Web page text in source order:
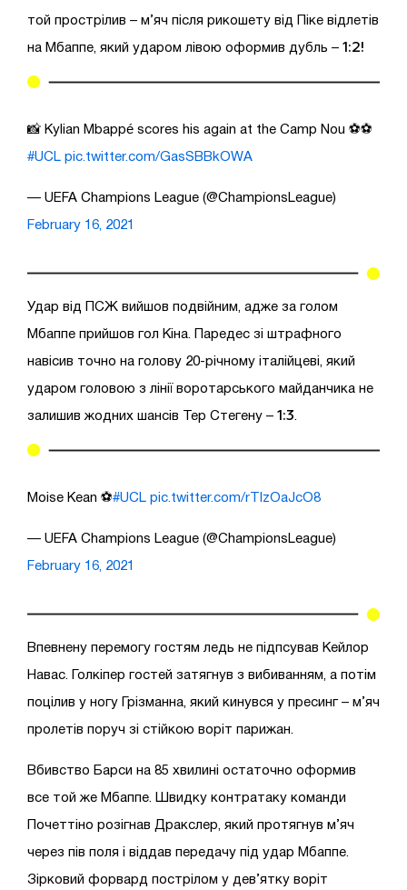
той прострілив – м’яч після рикошету від Піке відлетів
на Мбаппе, який ударом лівою оформив дубль – 1:2!
📸 Kylian Mbappé scores his again at the Camp Nou ⚽️⚽️
#UCL pic.twitter.com/GasSBBkOWA
— UEFA Champions League (@ChampionsLeague)
February 16, 2021
Удар від ПСЖ вийшов подвійним, адже за голом
Мбаппе прийшов гол Кіна. Паредес зі штрафного
навісив точно на голову 20-річному італійцеві, який
ударом головою з лінії воротарського майданчика не
залишив жодних шансів Тер Стегену – 1:3
Moise Kean ⚽️#UCL pic.twitter.com/rTlzOaJcO8
— UEFA Champions League (@ChampionsLeague)
February 16, 2021
Впевнену перемогу гостям ледь не підпсував Кейлор
Навас. Голкіпер гостей затягнув з вибиванням, а потім
поцілив у ногу Грізманна, який кинувся у пресинг – м’яч
пролетів поруч зі стійкою воріт парижан.
Вбивство Барси на 85 хвилині остаточно оформив
все той же Мбаппе. Швидку контратаку команди
Почеттіно розігнав Дракслер, який протягнув м’яч
через пів поля і віддав передачу під удар Мбаппе.
Зірковий форвард пострілом у дев’ятку воріт